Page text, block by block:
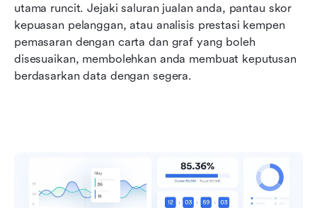
utama runcit. Jejaki saluran jualan anda, pantau skor
kepuasan pelanggan, atau analisis prestasi kempen
pemasaran dengan carta dan graf yang boleh
disesuaikan, membolehkan anda membuat keputusan
berdasarkan data dengan segera.